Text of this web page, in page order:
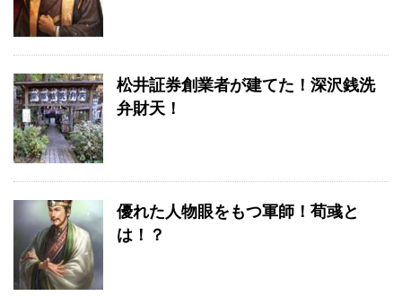
松井証券創業者が建てた！深沢銭洗
弁財天！
優れた人物眼をもつ軍師！荀彧と
は！？